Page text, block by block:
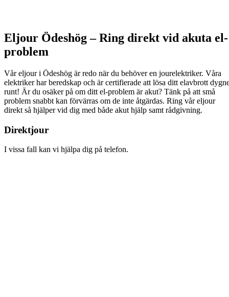
Eljour Ödeshög – Ring direkt vid akuta el-
problem
Vår eljour i Ödeshög är redo när du behöver en jourelektriker. Våra
elektriker har beredskap och är certifierade att lösa ditt elavbrott
runt! Är du osäker på om ditt el-problem är akut? Tänk på att små
problem snabbt kan förvärras om de inte åtgärdas. Ring vår eljour
direkt så hjälper vid dig med både akut hjälp samt rådgivning.
Direktjour
I vissa fall kan vi hjälpa dig på telefon.